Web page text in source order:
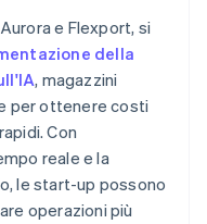
e Flexport, si
della
, magazzini
per ottenere costi
Con
reale e la
le start-up possono
operazioni più